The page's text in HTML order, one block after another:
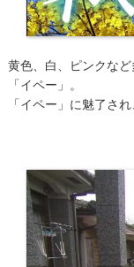
黄色、白、ピンクな
「イペー」。
「イペー」に魅了さ